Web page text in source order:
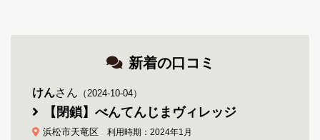
新着の口コミ
けんさん （2024-10-04）
【閉鎖】べんてんじまヴィレッジ
浜松市天竜区 利用時期：2024年1月